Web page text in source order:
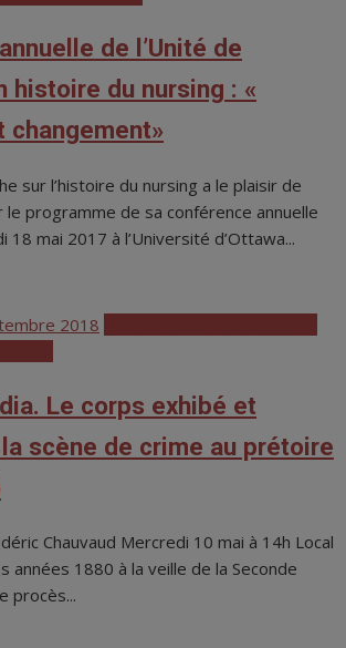
de l’Unité de
histoire du nursing : «
changement»
sur l’histoire du nursing a le plaisir de
le programme de sa conférence annuelle
18 mai 2017 à l’Université d’Ottawa...
2018
Le corps exhibé et
scène de crime au prétoire
Chauvaud Mercredi 10 mai à 14h Local
années 1880 à la veille de la Seconde
procès...